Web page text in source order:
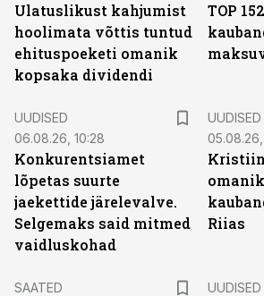
Ulatuslikust kahjumist
hoolimata võttis tuntud
ehituspoeketi omanik
kopsaka dividendi
TOP
UUDISED
06.08.26, 10:28
Konkurentsiamet
lõpetas suurte
jaekettide järelevalve.
Selgemaks said mitmed
vaidluskohad
UUDISED
Riias
SAATED
UUDISED